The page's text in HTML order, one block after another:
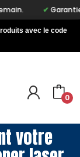
Garantie
avec le code
0
votre